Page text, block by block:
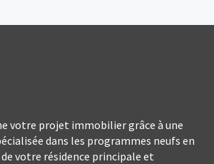
votre projet immobilier grâce à une
dans les programmes neufs en
votre résidence principale et